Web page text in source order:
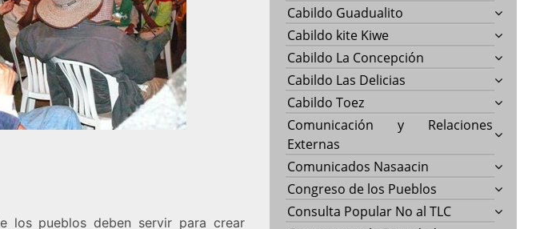
los pueblos deben servir para crear
Cabildo Guadualito
Cabildo kite Kiwe
Cabildo La Concepción
Cabildo Las Delicias
Cabildo Toez
Comunicación y Relaciones
Externas
Comunicados Nasaacin
Congreso de los Pueblos
Consulta Popular No al TLC